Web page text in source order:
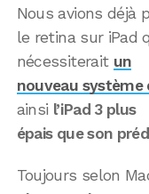
Nous avions déjà
le retina sur iPad
nécessiterait un
nouveau système
ainsi l’iPad 3 plus
épais que son
Toujours selon